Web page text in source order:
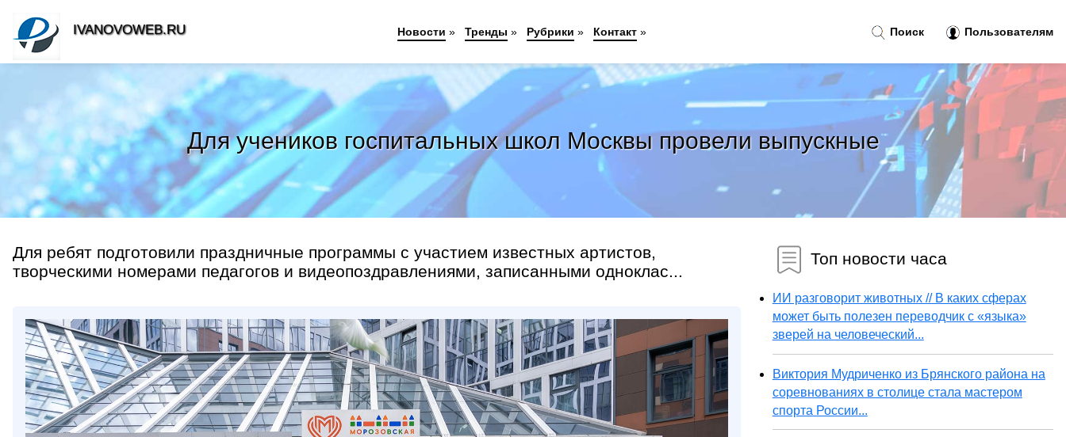
Для учеников госпитальных школ Москвы провели выпускные
Для ребят подготовили праздничные программы с участием известных артистов,
творческими номерами педагогов и видеопоздравлениями, записанными одноклас...
Топ новости часа
ИИ разговорит животных // В каких сферах
может быть полезен переводчик с «языка»
зверей на человеческий...
Виктория Мудриченко из Брянского района на
соревнованиях в столице стала мастером
спорта России...
Поиск Пользователям
IVANOVOWEB.RU Новости » Тренды » Рубрики » Контакт »